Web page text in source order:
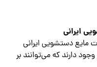
ایرانی
مایع دستشویی ایرانی
دارند که می‌توانند بر